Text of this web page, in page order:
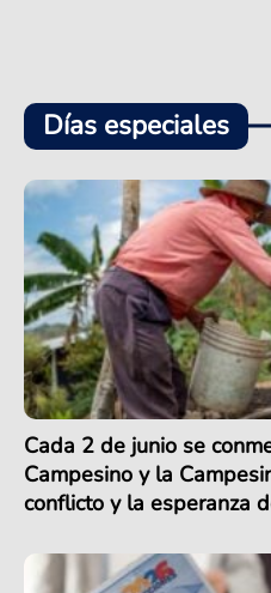
Días especiales
Cada 2 de junio se
Campesino y la
conflicto y la esperanza